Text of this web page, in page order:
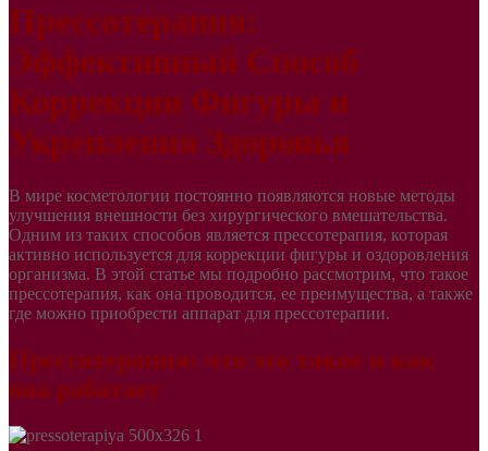
Прессотерапия:
Эффективный Способ
Коррекции Фигуры и
Укрепления Здоровья
В мире косметологии постоянно появляются новые методы
улучшения внешности без хирургического вмешательства.
Одним из таких способов является прессотерапия, которая
активно используется для коррекции фигуры и оздоровления
организма. В этой статье мы подробно рассмотрим, что такое
прессотерапия, как она проводится, ее преимущества, а также
где можно приобрести аппарат для прессотерапии.
Прессотерапия: что это такое и как
она работает